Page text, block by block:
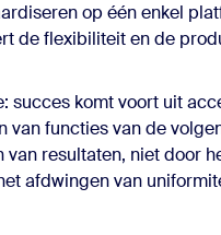
op één enkel
de flexibiliteit en de
succes komt voort uit
van functies van de
van resultaten, niet door
afdwingen van